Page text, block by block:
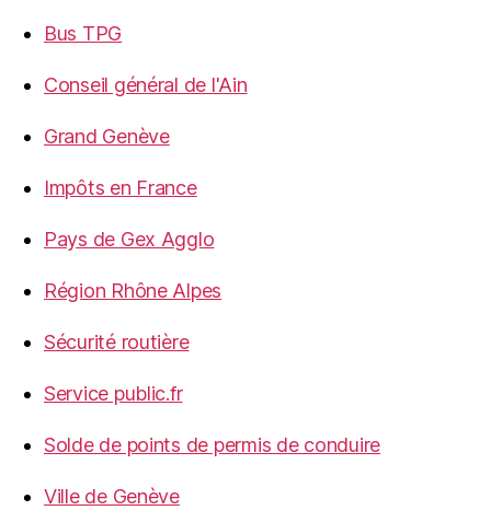
Bus TPG
Conseil général de l'Ain
Grand Genève
Impôts en France
Pays de Gex Agglo
Région Rhône Alpes
Sécurité routière
Service public.fr
Solde de points de permis de conduire
Ville de Genève